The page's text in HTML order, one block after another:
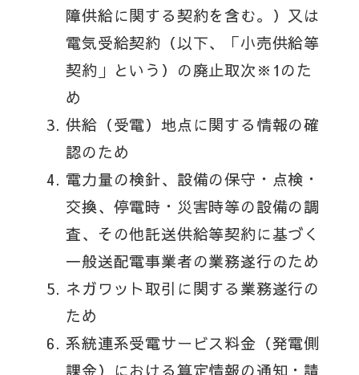
障供給に関する契約を含む。）又は
電気受給契約（以下、「小売供給等
契約」という）の廃止取次※1のた
め
供給（受電）地点に関する情報の確
認のため
電力量の検針、設備の保守・点検・
交換、停電時・災害時等の設備の調
査、その他託送供給等契約に基づく
一般送配電事業者の業務遂行のため
ネガワット取引に関する業務遂行の
ため
系統連系受電サービス料金（発電側
課金）における算定情報の通知・請